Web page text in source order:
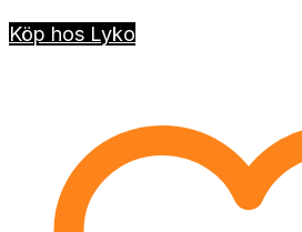
Köp hos Lyko